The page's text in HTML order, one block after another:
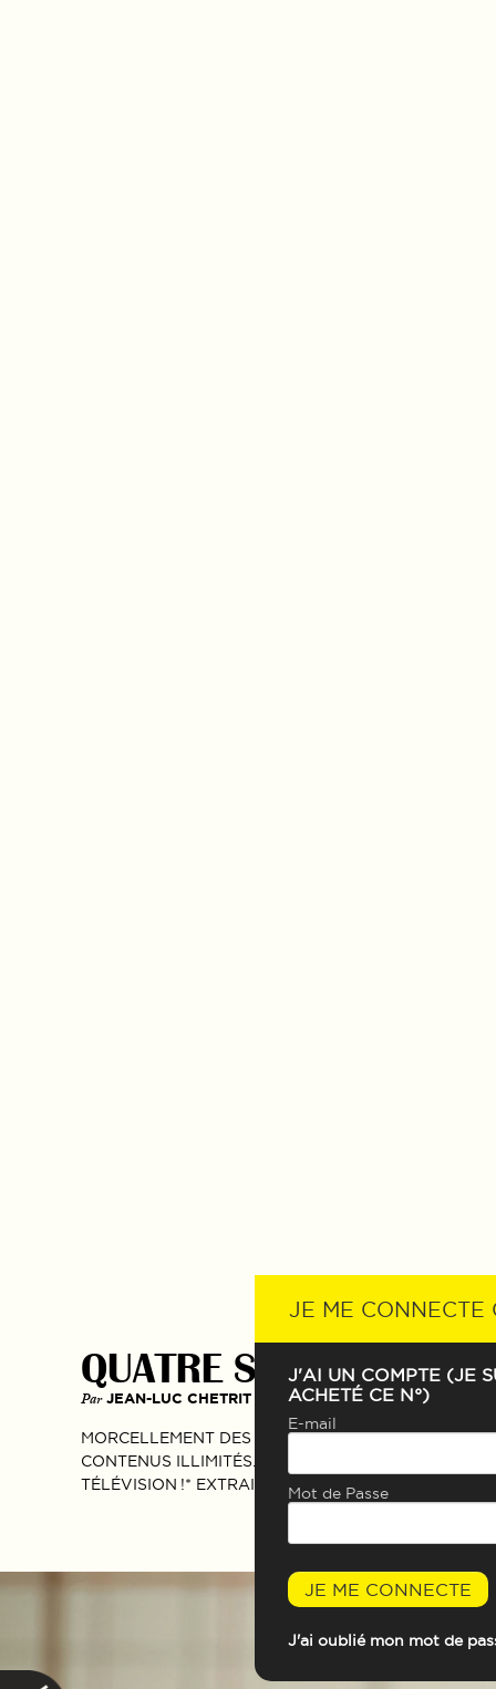
QUATRE SCÉNARIOS
ParJEAN-LUC CHETRIT ET FRANÇOIS DRUEL
MORCELLEMENT DES AUDIENCES, MUTATIONS
CONTENUS ILLIMITÉS… ANALYSE DE CE PETIT
TÉLÉVISION !* EXTRAITS. —
JE ME CONNECTE
J'AI UN COMPTE (JE
ACHETÉ CE N°)
E-mail
Mot de Passe
JE ME CONNECTE
J'ai oublié mon mot de